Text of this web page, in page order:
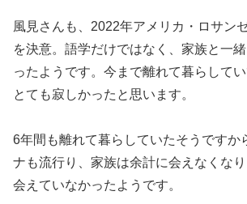
風見さんも、2022年アメリカ・ロサン
を決意。語学だけではなく、家族と一
ったようです。今まで離れて暮らしてい
とても寂しかったと思います。
6年間も離れて暮らしていたそうですか
ナも流行り、家族は余計に会えなくな
会えていなかったようです。